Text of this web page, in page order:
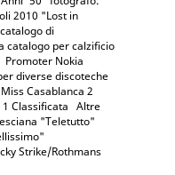
2010 "Lost in
di
catalogo per calzificio
Nokia
diverse discoteche
Casablanca 2
1 Classificata Altre
"Teletutto"
Strike/Rothmans